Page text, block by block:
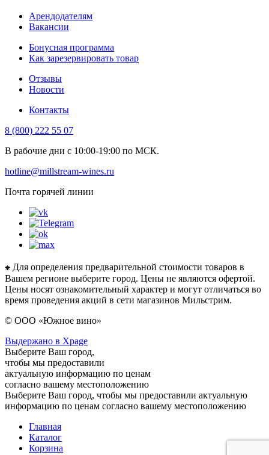
Арендодателям
Вакансии
Бонусная программа
Как зарезервировать товар
Отзывы
Новости
Контакты
8 (800) 222 55 07
В рабочие дни с 10:00-19:00 по МСК.
hotline@millstream-wines.ru
Почта горячей линии
⁕ Для определения предварительной стоимости товаров в
Вашем регионе выберите город. Цены не являются офертой.
Цены носят ознакомительный характер и могут отличаться во
время проведения акций в сети магазинов Мильстрим.
© ООО «Южное вино»
Выдержано в Xpage
Выберите Ваш город,
чтобы мы предоставили
актуальную информацию по ценам
согласно вашему местоположению
Выберите Ваш город, чтобы мы предоставили актуальную
информацию по ценам согласно вашему местоположению
Главная
Каталог
Корзина